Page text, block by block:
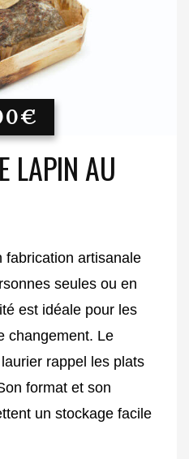
LAPIN AU
€
fabrication artisanale
seules ou en
est idéale pour les
changement. Le
rappel les plats
format et son
un stockage facile